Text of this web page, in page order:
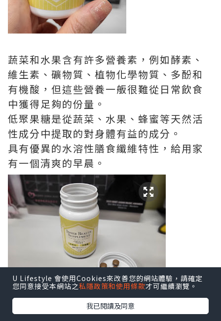
蔬菜和水果含有許多營養素，例如酵素、
維生素、礦物質、植物化學物質、多酚和
有機酸，但這些營養一舨很難從日常飲食
中獲得足夠的份量。
低聚果糖是從蔬菜、水果、蜂蜜等天然活
性成分中提取的對身體有益的成分。
具有優異的水溶性膳食纖維特性，給用家
有一個清爽的早晨。
U Lifestyle 會使用Cookies來改善您的網站體驗，請確定
您同意接受本網站之私隱政策和使用條款才可繼續瀏覽。
我已閱讀及同意